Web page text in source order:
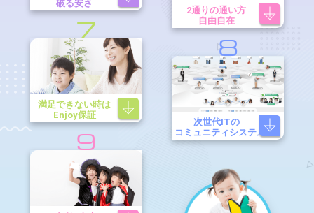
破る安さ
2通りの通い方
自由自在
7
満足できない時は
Enjoy保証
8
次世代ITの
コミュニティシステム
9